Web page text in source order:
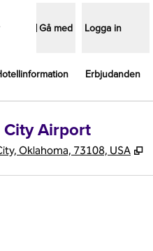
Gå med Logga in
Erbjudanden
Airport
Oklahoma, 73108, USA ,